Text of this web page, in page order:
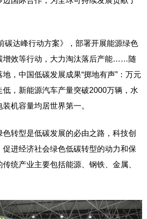
达峰行动方案》，部署开展能源绿色
增效等行动，大力淘汰落后产能……随
，中国低碳发展成果“掷地有声”：万元
低，新能源汽车产量突破2000万辆，水
机容量均居世界第一。
型是低碳发展的必由之路，科技创
促进经济社会绿色低碳转型的动力和保
统产业主要包括能源、钢铁、金属、